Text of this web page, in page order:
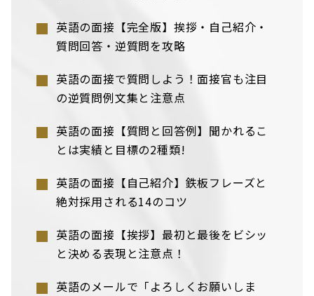
英語の面接【完全版】挨拶・自己紹介・
質問回答・逆質問を攻略
英語の面接で質問しよう！面接官も注目
の逆質問例文集と注意点
英語の面接【質問と回答例】聞かれるこ
とは実績と目標の2種類!
英語の面接【自己紹介】鉄板フレーズと
絶対採用される14のコツ
英語の面接【挨拶】最初と最後をビシッ
と決める表現と注意点！
英語のメールで「よろしくお願いしま